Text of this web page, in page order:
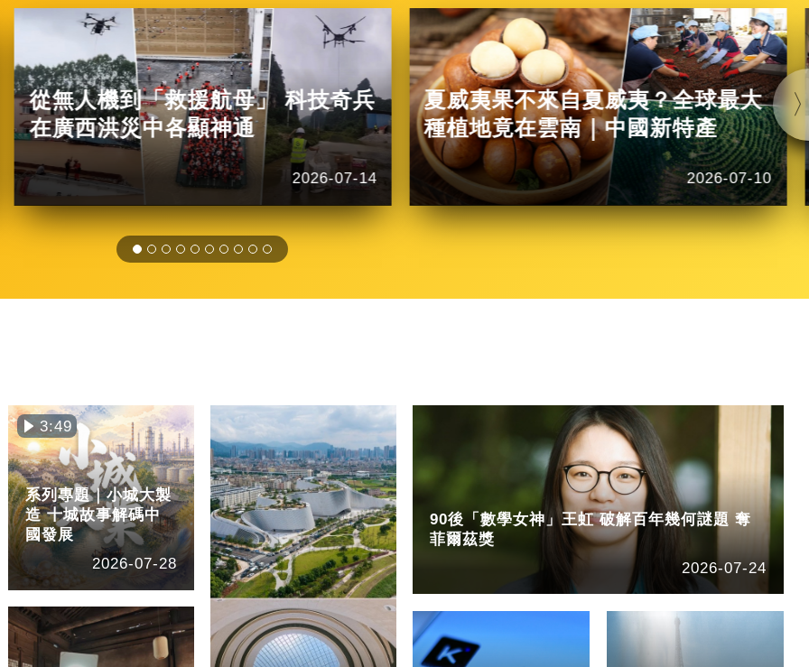
從無人機到「救援航母」 科技奇兵
在廣西洪災中各顯神通
2026-07-14
夏威夷果不來自夏威夷？全球最大
種植地竟在雲南｜中國新特產
2026-07-10
3:49
系列專題｜小城大製
造 十城故事解碼中
國發展
2026-07-28
90後「數學女神」王虹 破解百年幾何謎題 奪
菲爾茲獎
2026-07-24